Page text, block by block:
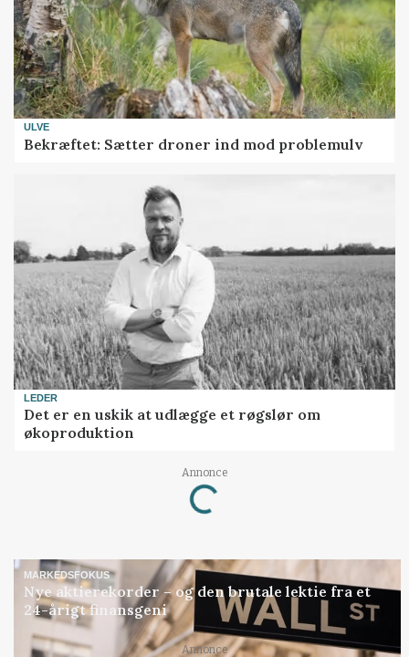
ULVE
Bekræftet: Sætter droner ind mod problemulv
LEDER
Det er en uskik at udlægge et røgslør om
økoproduktion
Annonce
Loading...
MARKEDSFOKUS
Nye aktierekorder – og den brutale lektie fra et
24-årigt finansgeni
Annonce